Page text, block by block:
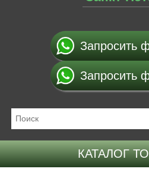
Запросить
Запросить
КАТАЛОГ